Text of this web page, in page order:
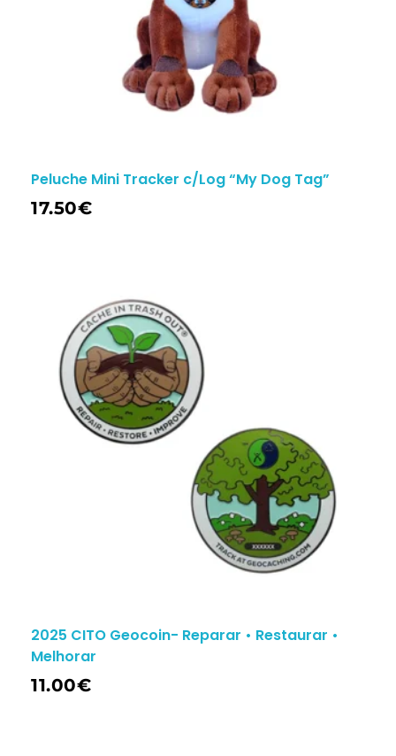
Peluche Mini Tracker c/Log “My Dog Tag”
17.50€
2025 CITO Geocoin- Reparar • Restaurar •
Melhorar
11.00€